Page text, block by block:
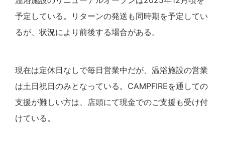
予定している。リターンの発送も同時期を予定してい
るが、状況により前後する場合がある。
現在は定休日なしで毎日営業中だが、温浴施設の営業
は土日祝日のみとなっている。CAMPFIREを通しての
支援が難しい方は、店頭にて現金でのご支援も受け付
けている。